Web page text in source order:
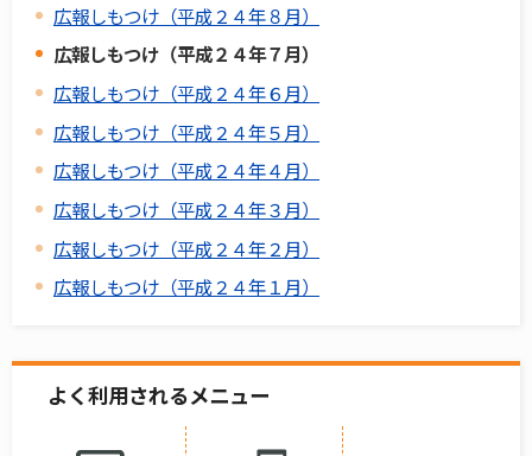
広報しもつけ（平成２４年８月）
広報しもつけ（平成２４年７月）
広報しもつけ（平成２４年６月）
広報しもつけ（平成２４年５月）
広報しもつけ（平成２４年４月）
広報しもつけ（平成２４年３月）
広報しもつけ（平成２４年２月）
広報しもつけ（平成２４年１月）
よく利用されるメニュー